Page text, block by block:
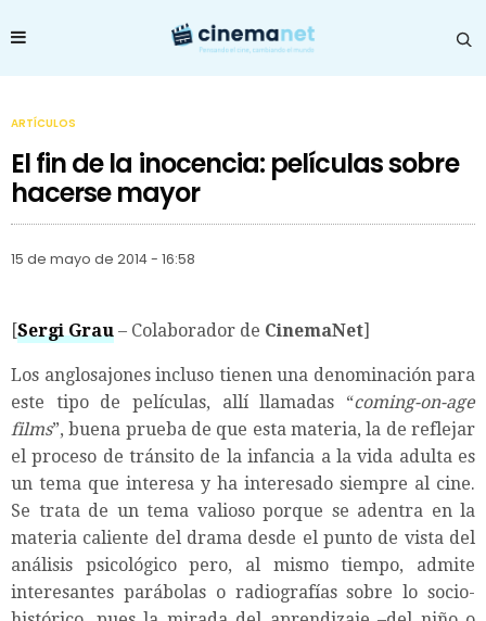
ARTÍCULOS
El fin de la inocencia: películas sobre
hacerse mayor
15 de mayo de 2014 - 16:58
[Sergi Grau – Colaborador de CinemaNet]
Los anglosajones incluso tienen una denominación para
este tipo de películas, allí llamadas “coming-on-age
films”, buena prueba de que esta materia, la de reflejar
el proceso de tránsito de la infancia a la vida adulta es
un tema que interesa y ha interesado siempre al cine.
Se trata de un tema valioso porque se adentra en la
materia caliente del drama desde el punto de vista del
análisis psicológico pero, al mismo tiempo, admite
interesantes parábolas o radiografías sobre lo socio-